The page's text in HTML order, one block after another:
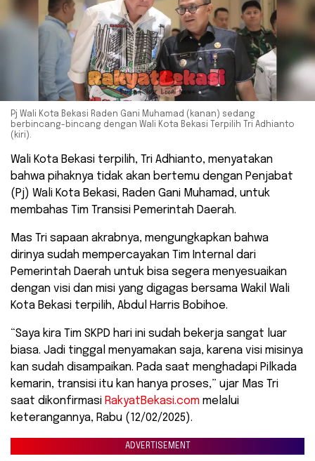
Pj Wali Kota Bekasi Raden Gani Muhamad (kanan) sedang
berbincang-bincang dengan Wali Kota Bekasi Terpilih Tri Adhianto
(kiri).
Wali Kota Bekasi terpilih, Tri Adhianto, menyatakan
bahwa pihaknya tidak akan bertemu dengan Penjabat
(Pj) Wali Kota Bekasi, Raden Gani Muhamad, untuk
membahas Tim Transisi Pemerintah Daerah.
Mas Tri sapaan akrabnya, mengungkapkan bahwa
dirinya sudah mempercayakan Tim Internal dari
Pemerintah Daerah untuk bisa segera menyesuaikan
dengan visi dan misi yang digagas bersama Wakil Wali
Kota Bekasi terpilih, Abdul Harris Bobihoe.
“Saya kira Tim SKPD hari ini sudah bekerja sangat luar
biasa. Jadi tinggal menyamakan saja, karena visi misinya
kan sudah disampaikan. Pada saat menghadapi Pilkada
kemarin, transisi itu kan hanya proses,” ujar Mas Tri
saat dikonfirmasi RakyatBekasi.com melalui
keterangannya, Rabu (12/02/2025).
ADVERTISEMENT